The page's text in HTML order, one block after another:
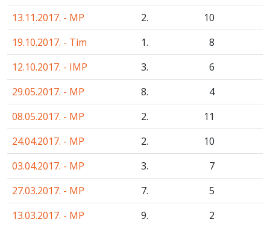
13.11.2017. - MP
2.
10
19.10.2017. - Tim
1.
8
12.10.2017. - IMP
3.
6
29.05.2017. - MP
8.
4
08.05.2017. - MP
2.
11
24.04.2017. - MP
2.
10
03.04.2017. - MP
3.
7
27.03.2017. - MP
7.
5
13.03.2017. - MP
9.
2